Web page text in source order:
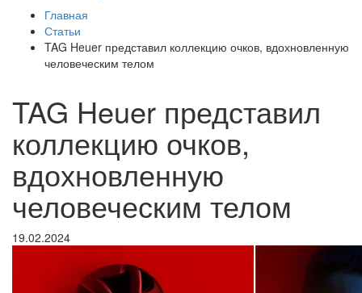
Главная
Статьи
TAG Heuer представил коллекцию очков, вдохновленную
человеческим телом
TAG Heuer представил
коллекцию очков,
вдохновленную
человеческим телом
19.02.2024